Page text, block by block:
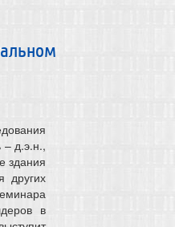
– д.э.н.,
здания
в